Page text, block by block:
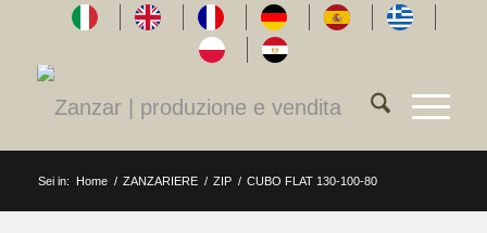
Sei in: Home / ZANZARIERE / ZIP / CUBO FLAT 130-100-80